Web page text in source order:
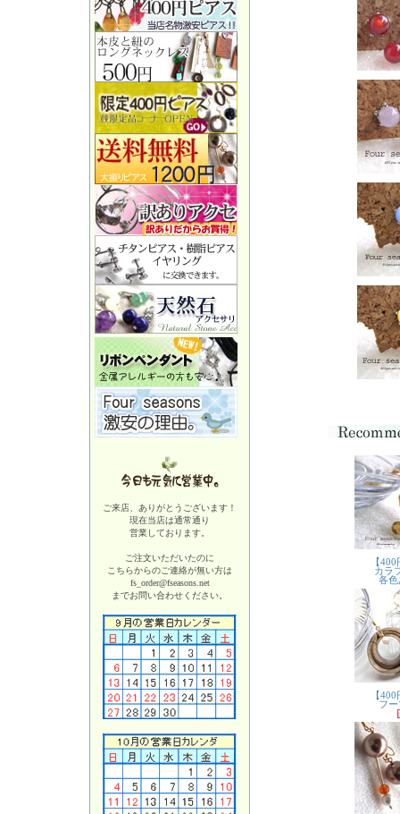
ご来店、ありがとうございます！
現在当店は通常通り
営業しております。
ご注文いただいたのに
こちらからのご連絡が無い方は
fs_order@fseasons.net
までお問い合わせください。